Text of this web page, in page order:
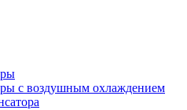
с воздушным охлаждением